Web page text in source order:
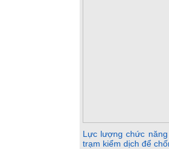
Lực lượng chức
trạm kiểm dịch để